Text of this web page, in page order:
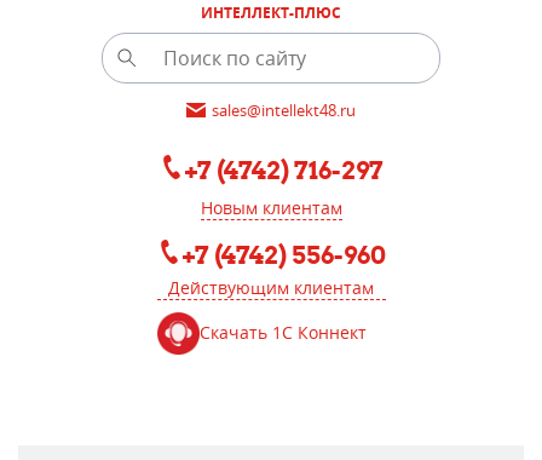
ИНТЕЛЛЕКТ-ПЛЮС
sales@intellekt48.ru
+7 (4742) 716-297
Новым клиентам
+7 (4742) 556-960
Действующим клиентам
Скачать 1С Коннект